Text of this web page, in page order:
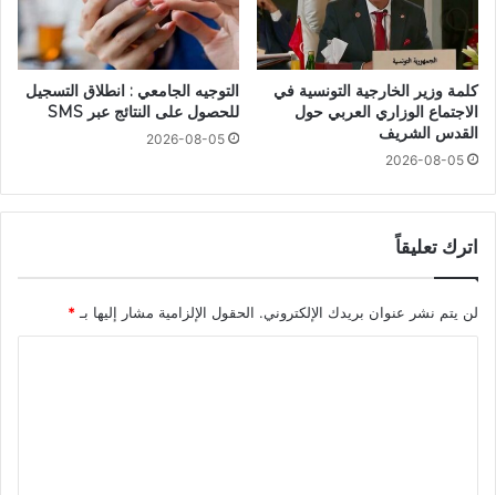
كلمة وزير الخارجية التونسية في
الاجتماع الوزاري العربي حول
القدس الشريف
2026-08-05
التوجيه الجامعي : انطلاق التسجيل
للحصول على النتائج عبر SMS
2026-08-05
اترك تعليقاً
لن يتم نشر عنوان بريدك الإلكتروني. الحقول الإلزامية مشار إليها بـ *